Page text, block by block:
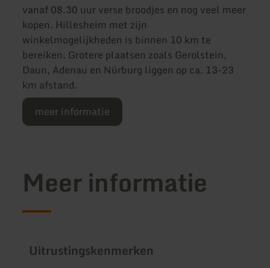
vanaf 08.30 uur verse broodjes en nog veel meer
kopen. Hillesheim met zijn
winkelmogelijkheden is binnen 10 km te
bereiken. Grotere plaatsen zoals Gerolstein,
Daun, Adenau en Nürburg liggen op ca. 13-23
km afstand.
meer informatie
Meer informatie
Uitrustingskenmerken